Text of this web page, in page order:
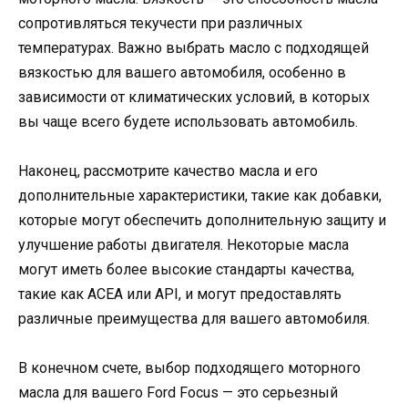
сопротивляться текучести при различных
температурах. Важно выбрать масло с подходящей
вязкостью для вашего автомобиля, особенно в
зависимости от климатических условий, в которых
вы чаще всего будете использовать автомобиль.
Наконец, рассмотрите качество масла и его
дополнительные характеристики, такие как добавки,
которые могут обеспечить дополнительную защиту и
улучшение работы двигателя. Некоторые масла
могут иметь более высокие стандарты качества,
такие как ACEA или API, и могут предоставлять
различные преимущества для вашего автомобиля.
В конечном счете, выбор подходящего моторного
масла для вашего Ford Focus — это серьезный